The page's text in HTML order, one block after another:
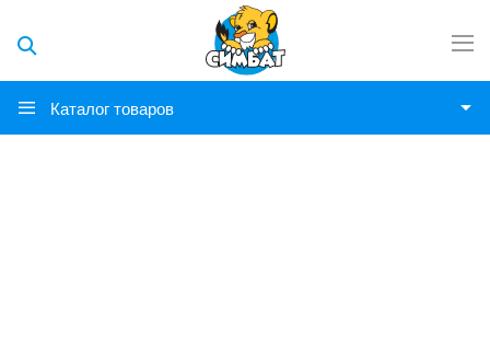
Каталог товаров